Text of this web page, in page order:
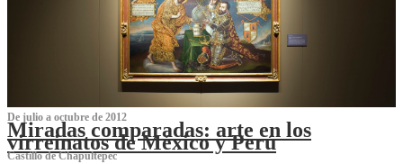
De julio a octubre de 2012
Miradas comparadas: arte en los
virreinatos de México y Perú
Castillo de Chapultepec